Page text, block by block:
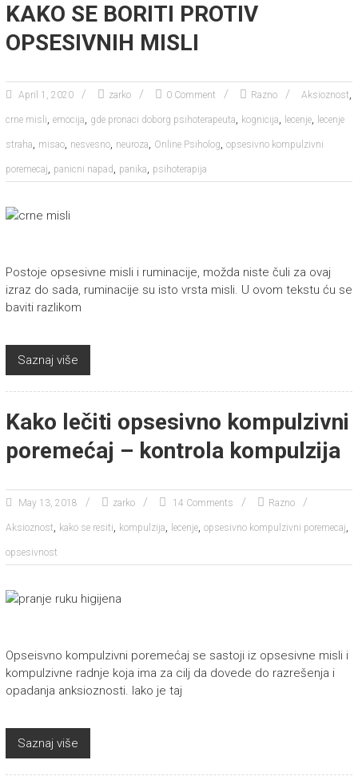
KAKO SE BORITI PROTIV
OPSESIVNIH MISLI
April 1, 2020 zarko 0 Comment Razno Aksioznost,
crne misli, emocija, gde pronaci doborg psihoterapeuta, kognicija, lecenje, lecenje
straha, misao, nesvesno, neuroza, Online Psiholog, opsesivno kompulzivni
poremecaj, panicni napad , panika, psihoterapija
Postoje opsesivne misli i ruminacije, možda niste čuli za ovaj
izraz do sada, ruminacije su isto vrsta misli. U ovom tekstu ću se
baviti razlikom
Saznaj više
Kako lečiti opsesivno kompulzivni
poremećaj – kontrola kompulzija
May 13, 2018 zarko 14 Comments Razno
Aksioznost, kako se resiti, kompulzija, lecenje, opsesivno kompulzivni poremecaj,
opsesivnost
Opseisvno kompulzivni poremećaj se sastoji iz opsesivne misli i
kompulzivne radnje koja ima za cilj da dovede do razrešenja i
opadanja anksioznosti. Iako je taj
Saznaj više